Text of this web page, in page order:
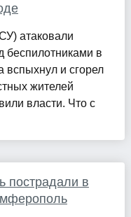
атаковали
беспилотниками в
вспыхнул и сгорел
жителей
власти. Что с
пострадали в